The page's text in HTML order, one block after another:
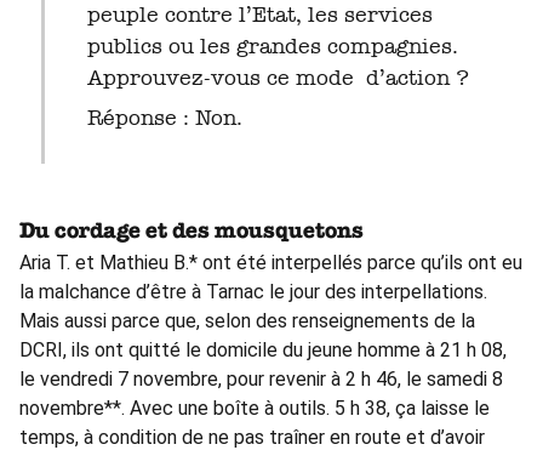
peuple contre l’Etat, les services
publics ou les grandes compagnies.
Approuvez-vous ce mode d’action ?
Réponse : Non.
Du cordage et des mousquetons
Aria T. et Mathieu B.* ont été interpellés parce qu’ils ont eu
la malchance d’être à Tarnac le jour des interpellations.
Mais aussi parce que, selon des renseignements de la
DCRI, ils ont quitté le domicile du jeune homme à 21 h 08,
le vendredi 7 novembre, pour revenir à 2 h 46, le samedi 8
novembre**. Avec une boîte à outils. 5 h 38, ça laisse le
temps, à condition de ne pas traîner en route et d’avoir